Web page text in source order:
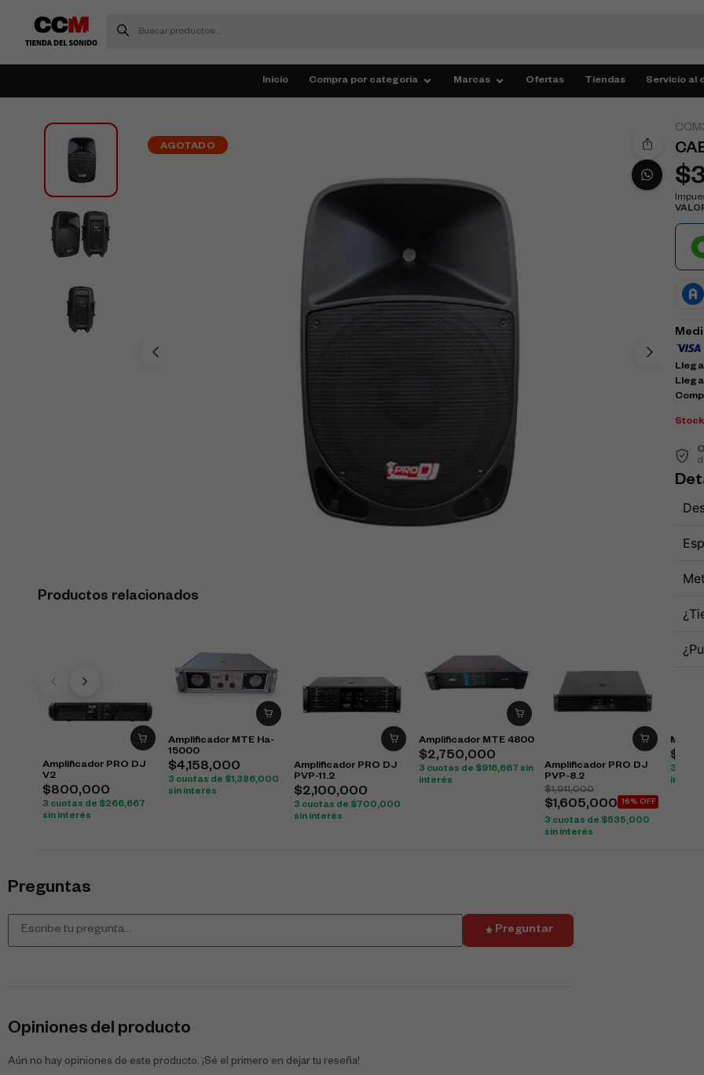
Inicio Compra por categoría Marcas Ofertas Tiendas Servicio al
AGOTADO
Productos relacionados
Amplificador PRO DJ
V2
$800,000
3 cuotas de $266,667
sin interés
Amplificador MTE Ha-
15000
$4,158,000
3 cuotas de $1,386,000
sin interés
Amplificador PRO DJ
PVP-11.2
$2,100,000
3 cuotas de $700,000
sin interés
Amplificador MTE 4800
$2,750,000
3 cuotas de $916,667 sin
interés
Amplificador PRO DJ
PVP-8.2
$1,911,000
$1,605,000 16% OFF
3 cuotas de $535,000
sin interés
$
3
interés
$
Llega
Stock
Preguntas
Preguntar
Opiniones del producto
Aún no hay opiniones de este producto. ¡Sé el primero en dejar tu reseña!